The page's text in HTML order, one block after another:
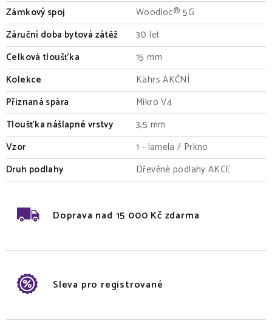
Zámkový spoj
Woodloc® 5G
Záruční doba bytová zátěž
30 let
Celková tloušťka
15 mm
Kolekce
Kährs AKČNÍ
Přiznaná spára
Mikro V4
Tloušťka nášlapné vrstvy
3,5 mm
Vzor
1 - lamela / Prkno
Druh podlahy
Dřevěné podlahy AKCE
Doprava nad 15 000 Kč zdarma
Sleva pro registrované